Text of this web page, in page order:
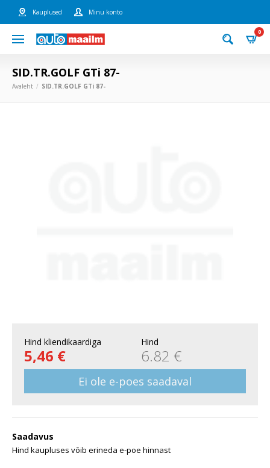
Kauplused Minu konto
0
SID.TR.GOLF GTi 87-
Avaleht SID.TR.GOLF GTi 87-
Hind kliendikaardiga
5,46 €
Hind
6.82 €
Ei ole e-poes saadaval
Saadavus
Hind kaupluses võib erineda e-poe hinnast